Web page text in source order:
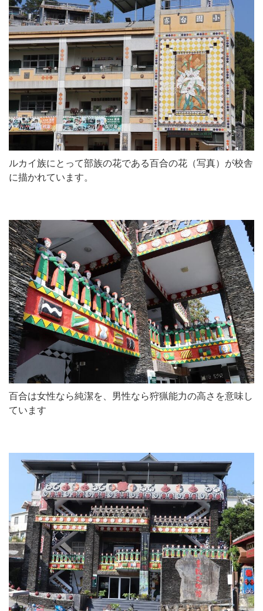
ルカイ族にとって部族の花である百合の花（写真）が校舎
に描かれています。
百合は女性なら純潔を、男性なら狩猟能力の高さを意味し
ています